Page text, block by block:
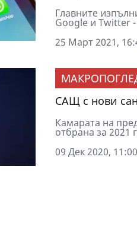
Главните
Google и Twitter
25 Март 2021,
САЩ с нови
Камарата на
отбрана за 2021
09 Дек 2020, 11:00